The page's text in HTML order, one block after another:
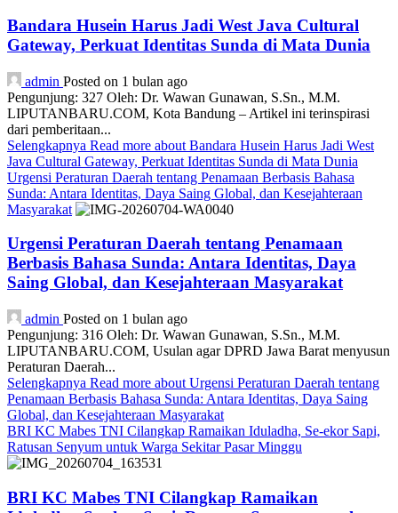
Bandara Husein Harus Jadi West Java Cultural
Gateway, Perkuat Identitas Sunda di Mata Dunia
admin Posted on 1 bulan ago
Pengunjung: 327 Oleh: Dr. Wawan Gunawan, S.Sn., M.M.
LIPUTANBARU.COM, Kota Bandung – Artikel ini terinspirasi
dari pemberitaan...
Selengkapnya Read more about Bandara Husein Harus Jadi West
Java Cultural Gateway, Perkuat Identitas Sunda di Mata Dunia
Urgensi Peraturan Daerah tentang Penamaan Berbasis Bahasa
Sunda: Antara Identitas, Daya Saing Global, dan Kesejahteraan
Masyarakat
Urgensi Peraturan Daerah tentang Penamaan
Berbasis Bahasa Sunda: Antara Identitas, Daya
Saing Global, dan Kesejahteraan Masyarakat
admin Posted on 1 bulan ago
Pengunjung: 316 Oleh: Dr. Wawan Gunawan, S.Sn., M.M.
LIPUTANBARU.COM, Usulan agar DPRD Jawa Barat menyusun
Peraturan Daerah...
Selengkapnya Read more about Urgensi Peraturan Daerah tentang
Penamaan Berbasis Bahasa Sunda: Antara Identitas, Daya Saing
Global, dan Kesejahteraan Masyarakat
BRI KC Mabes TNI Cilangkap Ramaikan Iduladha, Se-ekor Sapi,
Ratusan Senyum untuk Warga Sekitar Pasar Minggu
BRI KC Mabes TNI Cilangkap Ramaikan